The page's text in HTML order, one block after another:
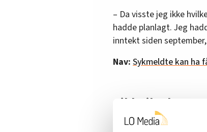
– Da visste jeg ikke
hadde planlagt. Jeg
inntekt siden
Nav: Sykmeldte kan ha
Gikk til sak
I januar 2020 får hun